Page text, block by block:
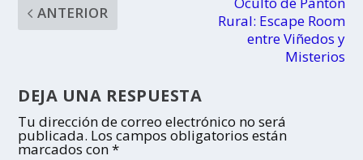
ANTERIOR
Rural: Escape Room
entre Viñedos y
Misterios
DEJA UNA RESPUESTA
Tu dirección de correo electrónico no será
publicada. Los campos obligatorios están
marcados con*